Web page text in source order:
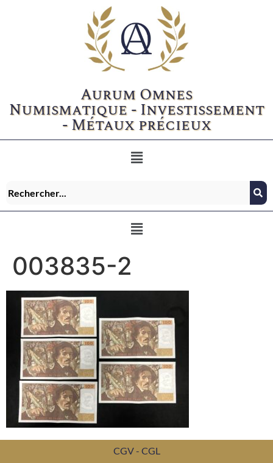
Aurum Omnes
Numismatique - Investissement
- Métaux précieux
003835-2
CGV - CGL